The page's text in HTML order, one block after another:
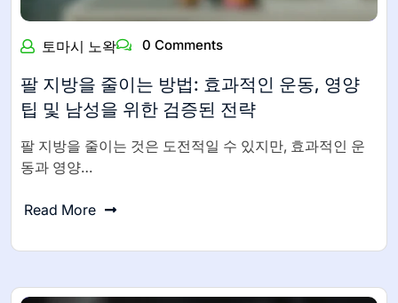
토마시 노왁 0 Comments
팔 지방을 줄이는 방법: 효과적인 운동, 영양
팁 및 남성을 위한 검증된 전략
팔 지방을 줄이는 것은 도전적일 수 있지만, 효과적인 운
동과 영양…
Read More